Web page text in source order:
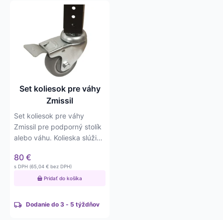
Set koliesok pre váhy
Zmissil
Set koliesok pre váhy
Zmissil pre podporný stolík
alebo váhu. Kolieska slúžia
80 €
s DPH (65,04 € bez DPH)
Pridať do košíka
Dodanie do 3 - 5 týždňov